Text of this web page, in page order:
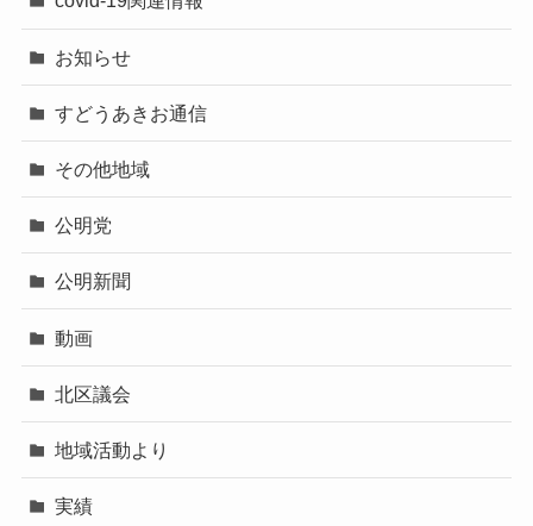
お知らせ
すどうあきお通信
その他地域
公明党
公明新聞
動画
北区議会
地域活動より
実績